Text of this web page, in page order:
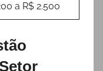
a R$ 2.500